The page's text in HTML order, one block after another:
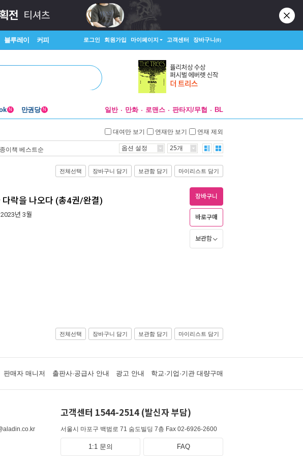
블루레이 커피 로그인 회원가입 마이페이지 고객센터 장바구니(0)
N 만권당 N 일반 만화 로맨스 판타지/무협 BL
대여만 보기 연재만 보기 연재 제외
종이책 베스트순 옵션 설정 25개
전체선택 장바구니 담기 보관함 담기 마이리스트 담기
다락을 나오다 (총4권/완결)
년 3월
장바구니
바로구매
보관함
전체선택 장바구니 담기 보관함 담기 마이리스트 담기
판매자 매니저 출판사·공급사 안내 광고 안내 학교·기업·기관 대량구매
고객센터 1544-2514 (발신자 부담)
서울시 마포구 백범로 71 숨도빌딩 7층 Fax 02-6926-2600
1:1 문의 FAQ